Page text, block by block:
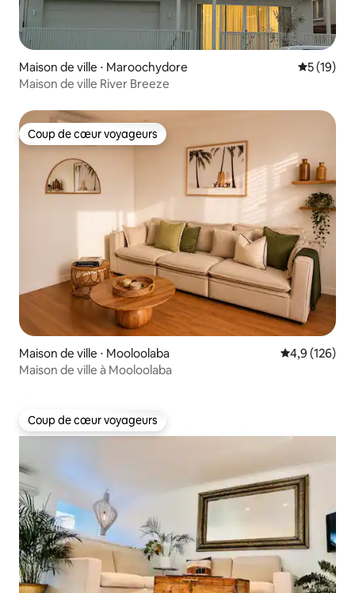
Maison de ville ⋅ Maroochydore
5 (19)
Maison de ville River Breeze
Coup de cœur voyageurs
Coup de cœur voyageurs
Maison de ville ⋅ Mooloolaba Évaluation
4,9 (126)
Maison de ville à Mooloolaba
Coup de cœur voyageurs
Coup de cœur voyageurs